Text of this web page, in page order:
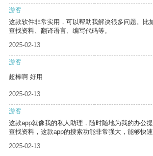
游客
这款软件非常实用，可以帮助我解决很多问题。比
查找资料、翻译语言、编写代码等。
2025-02-13
游客
超棒啊 好用
2025-02-13
游客
这款app就像我的私人助理，随时随地为我的办公
查找资料，这款app的搜索功能非常强大，能够快速
2025-02-13